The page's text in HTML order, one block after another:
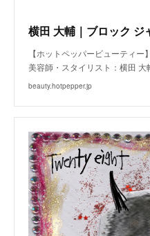
【ホットペッパービューティ
美容師・スタイリスト：横田
beauty.hotpepper.jp